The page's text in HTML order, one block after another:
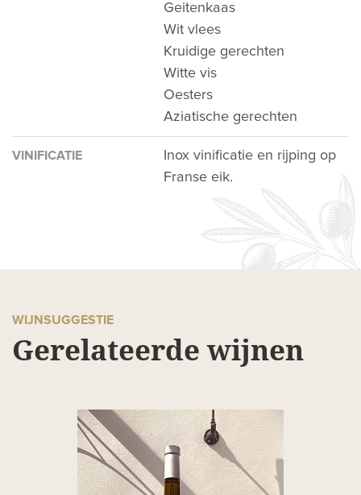
Geitenkaas
Wit vlees
Kruidige gerechten
Witte vis
Oesters
Aziatische gerechten
VINIFICATIE
Inox vinificatie en rijping op
Franse eik.
WIJNSUGGESTIE
Gerelateerde wijnen